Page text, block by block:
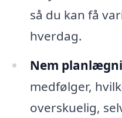
så du kan få
hverdag.
Nem
medfølger,
overskuelig,